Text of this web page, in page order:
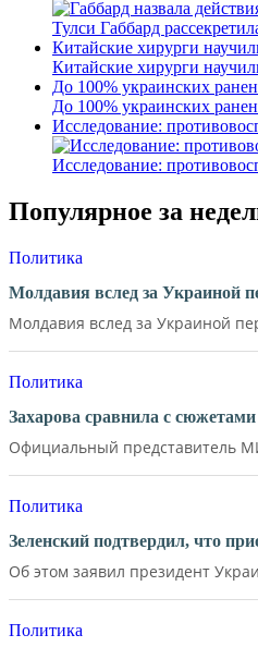
Тулси Габбард
Китайские хирурги
Китайские хирурги
До 100% украинских
До 100% украинских
Исследование:
Исследование:
Популярное за
Политика
Молдавия вслед за Украиной
Молдавия вслед за Украиной
Политика
Захарова сравнила с
Официальный представитель
Политика
Зеленский подтвердил, что
Об этом заявил президент
Политика